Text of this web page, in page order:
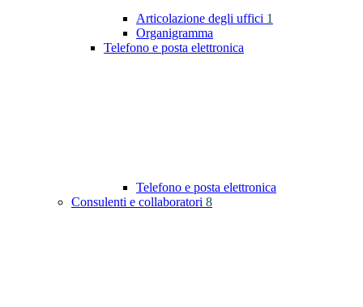
Articolazione degli uffici 1
Organigramma
Telefono e posta elettronica
Telefono e posta elettronica
Consulenti e collaboratori 8